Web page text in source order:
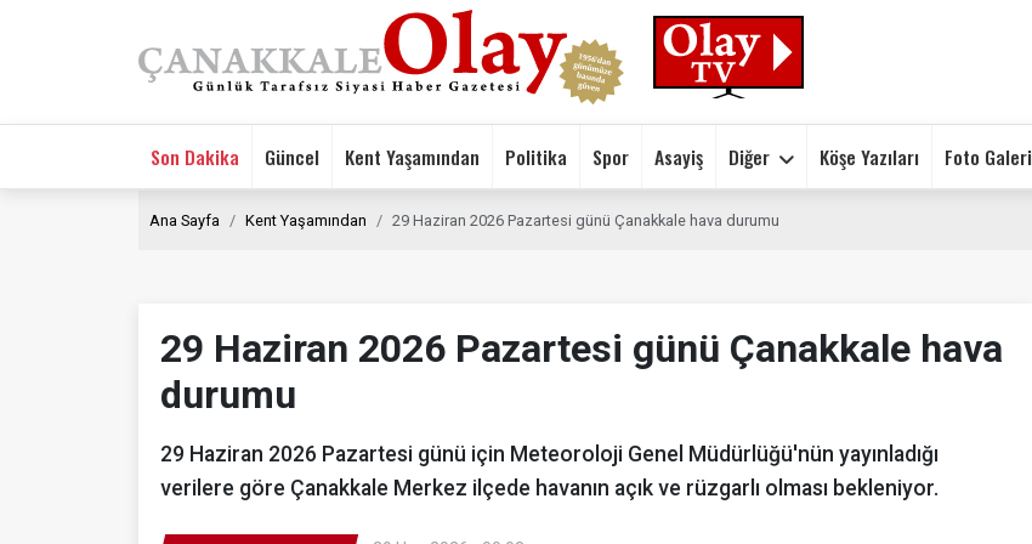
Son Dakika Güncel Kent Yaşamından Politika Spor Asayiş Diğer Köşe Yazıları Foto Galeri
Ana Sayfa Kent Yaşamından 29 Haziran 2026 Pazartesi günü Çanakkale hava durumu
29 Haziran 2026 Pazartesi günü Çanakkale hava
durumu
29 Haziran 2026 Pazartesi günü için Meteoroloji Genel Müdürlüğü'nün yayınladığı
verilere göre Çanakkale Merkez ilçede havanın açık ve rüzgarlı olması bekleniyor.